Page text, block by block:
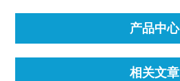
产品中心
相关文章